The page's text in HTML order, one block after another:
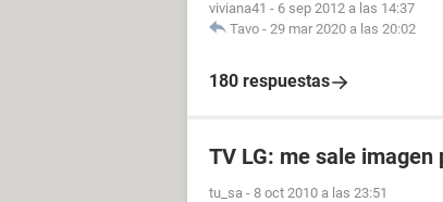
viviana41 - 6 sep 2012 a las 14:37
Tavo - 29 mar 2020 a las 20:02
180 respuestas
TV LG: me sale
tu_sa - 8 oct 2010 a las 23:51